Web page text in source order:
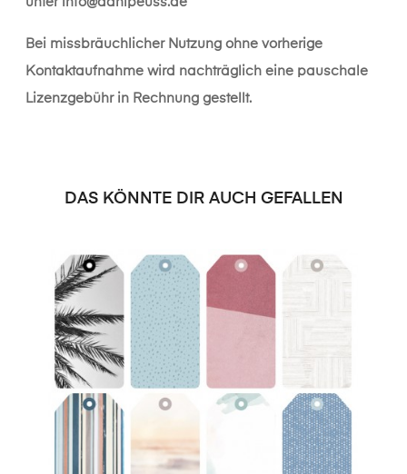
Bei missbräuchlicher Nutzung ohne vorherige
Kontaktaufnahme wird nachträglich eine pauschale
Lizenzgebühr in Rechnung gestellt.
DAS KÖNNTE DIR AUCH GEFALLEN